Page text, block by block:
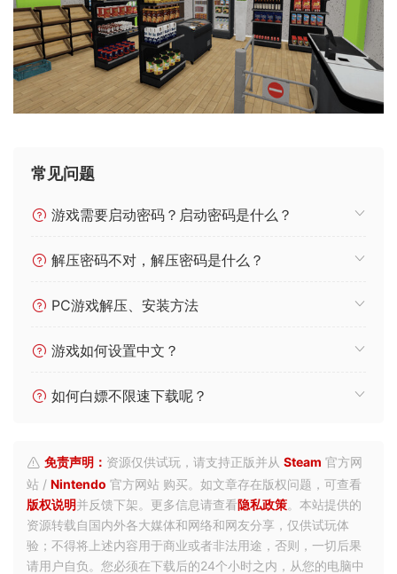
常见问题
游戏需要启动密码？启动密码是什么？
解压密码不对，解压密码是什么？
PC游戏解压、安装方法
游戏如何设置中文？
如何白嫖不限速下载呢？
免责声明： 资源仅供试玩，请支持正版并从 Steam 官方网
站 / Nintendo 官方网站 购买。如文章存在版权问题，可查看
版权说明并反馈下架。更多信息请查看隐私政策。本站提供的
资源转载自国内外各大媒体和网络和网友分享，仅供试玩体
验；不得将上述内容用于商业或者非法用途，否则，一切后果
请用户自负。您必须在下载后的24个小时之内，从您的电脑中